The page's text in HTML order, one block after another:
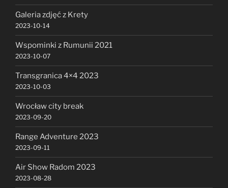
Galeria zdjęć z Krety
2023-10-14
Wspominki z Rumunii 2021
2023-10-07
Transgranica 4×4 2023
2023-10-03
Wrocław city break
2023-09-20
Range Adventure 2023
2023-09-11
Air Show Radom 2023
2023-08-28